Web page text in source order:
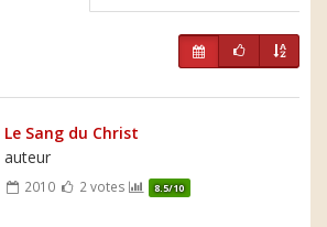
Le Sang du Christ
auteur
2010 2 votes 8.5/10